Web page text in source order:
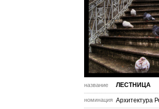
название ЛЕСТНИЦА
номинация Архитектура